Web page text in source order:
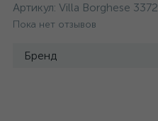
Артикул: Villa Borghese 3372
Пока нет отзывов
Бренд